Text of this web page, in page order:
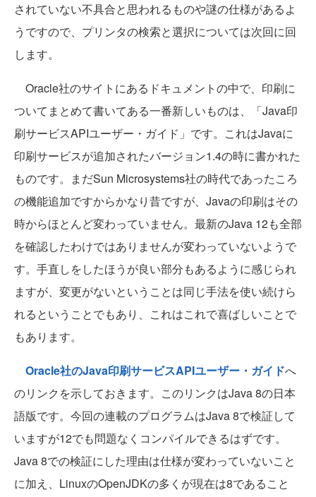
されていない不具合と思われるものや謎の仕様があるよ
うですので、プリンタの検索と選択については次回に回
します。
Oracle社のサイトにあるドキュメントの中で、印刷に
ついてまとめて書いてある一番新しいものは、「Java印
刷サービスAPIユーザー・ガイド」です。これはJavaに
印刷サービスが追加されたバージョン1.4の時に書かれた
ものです。まだSun Microsystems社の時代であったころ
の機能追加ですからかなり昔ですが、Javaの印刷はその
時からほとんど変わっていません。最新のJava 12も全部
を確認したわけではありませんが変わっていないようで
す。手直しをしたほうが良い部分もあるように感じられ
ますが、変更がないということは同じ手法を使い続けら
れるということでもあり、これはこれで喜ばしいことで
もあります。
Oracle社のJava印刷サービスAPIユーザー・ガイドへ
のリンクを示しておきます。このリンクはJava 8の日本
語版です。今回の連載のプログラムはJava 8で検証して
いますが12でも問題なくコンパイルできるはずです。
Java 8での検証にした理由は仕様が変わっていないこと
に加え、LinuxのOpenJDKの多くが現在は8であること